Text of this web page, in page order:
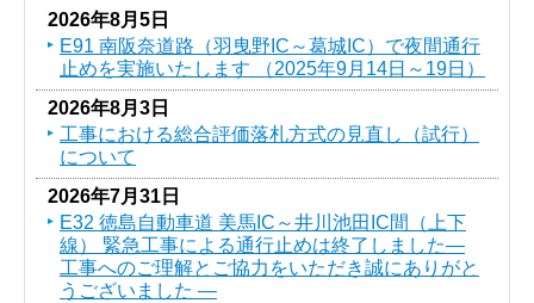
2026年8月5日
E91 南阪奈道路（羽曳野IC～葛󠄀城IC）で夜間通行
止めを実施いたします （2025年9月14日～19日）
2026年8月3日
工事における総合評価落札方式の見直し（試行）
について
2026年7月31日
E32 徳島自動車道 美馬IC～井川池田IC間（上下
線） 緊急工事による通行止めは終了しました―
工事へのご理解とご協力をいただき誠にありがと
うございました ―